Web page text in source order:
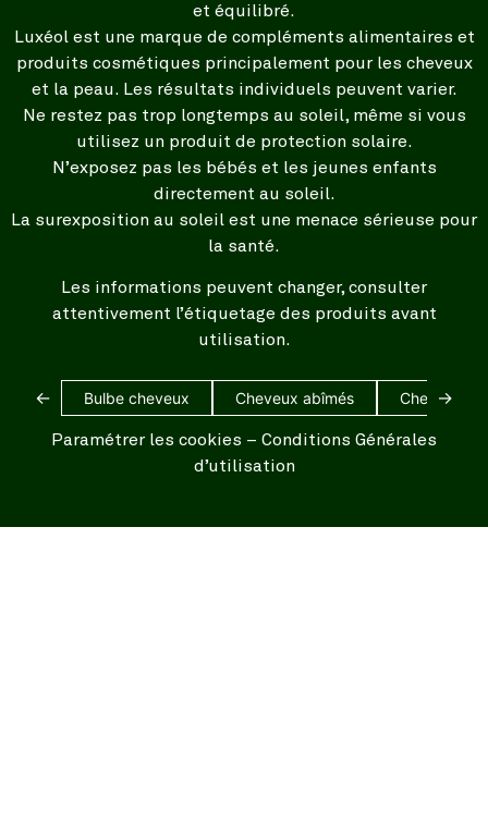
et équilibré.
Luxéol est une marque de compléments alimentaires et
produits cosmétiques principalement pour les cheveux
et la peau. Les résultats individuels peuvent varier.
Ne restez pas trop longtemps au soleil, même si vous
utilisez un produit de protection solaire.
N’exposez pas les bébés et les jeunes enfants
directement au soleil.
La surexposition au soleil est une menace sérieuse pour
la santé.
Les informations peuvent changer, consulter
attentivement l’étiquetage des produits avant
utilisation.
← Bulbe cheveux Cheveux abîmés Cheveux
→
Paramétrer les cookies – Conditions Générales
d’utilisation